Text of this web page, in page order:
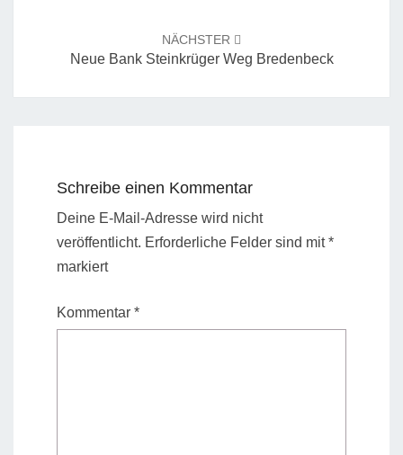
NÄCHSTER
Neue Bank Steinkrüger Weg Bredenbeck
Schreibe einen Kommentar
Deine E-Mail-Adresse wird nicht
veröffentlicht. Erforderliche Felder sind mit*
markiert
Kommentar *